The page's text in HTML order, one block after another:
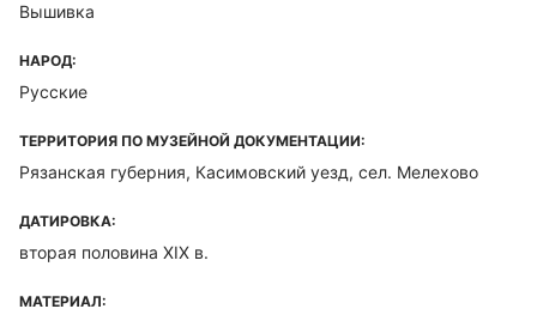
Вышивка
НАРОД:
Русские
ТЕРРИТОРИЯ ПО МУЗЕЙНОЙ ДОКУМЕНТАЦИИ:
Рязанская губерния, Касимовский уезд, сел. Мелехово
ДАТИРОВКА:
вторая половина XIX в.
МАТЕРИАЛ: